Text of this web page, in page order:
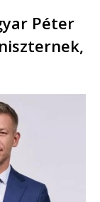
Péter